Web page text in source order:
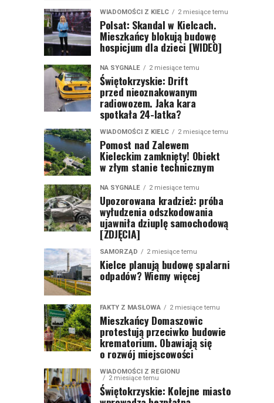
WIADOMOŚCI Z KIELC 2 miesiące temu
Polsat: Skandal w Kielcach.
Mieszkańcy blokują budowę
hospicjum dla dzieci [WIDEO]
NA SYGNALE 2 miesiące temu
Świętokrzyskie: Drift
przed nieoznakowanym
radiowozem. Jaka kara
spotkała 24-latka?
WIADOMOŚCI Z KIELC 2 miesiące temu
Pomost nad Zalewem
Kieleckim zamknięty! Obiekt
w złym stanie technicznym
NA SYGNALE 2 miesiące temu
Upozorowana kradzież: próba
wyłudzenia odszkodowania
ujawniła dziuplę samochodową
[ZDJĘCIA]
SAMORZĄD 2 miesiące temu
Kielce planują budowę spalarni
odpadów? Wiemy więcej
FAKTY Z MASŁOWA 2 miesiące temu
Mieszkańcy Domaszowic
protestują przeciwko budowie
krematorium. Obawiają się
o rozwój miejscowości
WIADOMOŚCI Z REGIONU
2 miesiące temu
Świętokrzyskie: Kolejne miasto